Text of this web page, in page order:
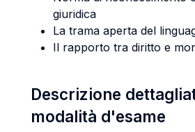
giuridica
La trama aperta del
Il rapporto tra diritto e
Descrizione
modalità d'esame